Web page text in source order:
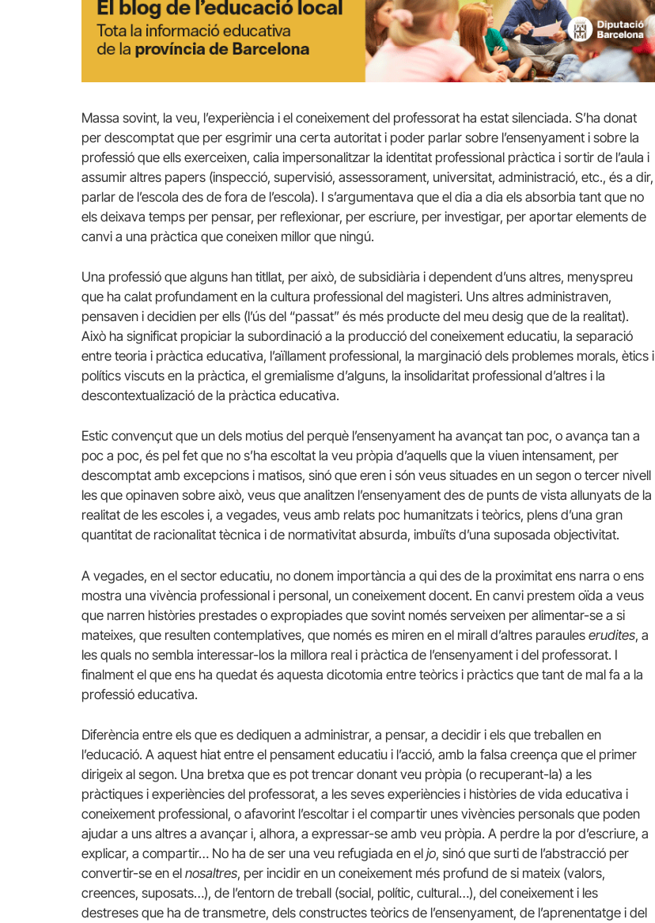
Massa sovint, la veu, l’experiència i el coneixement del professorat ha estat silenciada. S’ha donat
per descomptat que per esgrimir una certa autoritat i poder parlar sobre l’ensenyament i sobre la
professió que ells exerceixen, calia impersonalitzar la identitat professional pràctica i sortir de l’aula i
assumir altres papers (inspecció, supervisió, assessorament, universitat, administració, etc., és a dir,
parlar de l’escola des de fora de l’escola). I s’argumentava que el dia a dia els absorbia tant que no
els deixava temps per pensar, per reflexionar, per escriure, per investigar, per aportar elements de
canvi a una pràctica que coneixen millor que ningú.
Una professió que alguns han titllat, per això, de subsidiària i dependent d’uns altres, menyspreu
que ha calat profundament en la cultura professional del magisteri. Uns altres administraven,
pensaven i decidien per ells (l’ús del “passat” és més producte del meu desig que de la realitat).
Això ha significat propiciar la subordinació a la producció del coneixement educatiu, la separació
entre teoria i pràctica educativa, l’aïllament professional, la marginació dels problemes morals, ètics i
polítics viscuts en la pràctica, el gremialisme d’alguns, la insolidaritat professional d’altres i la
descontextualizació de la pràctica educativa.
Estic convençut que un dels motius del perquè l’ensenyament ha avançat tan poc, o avança tan a
poc a poc, és pel fet que no s’ha escoltat la veu pròpia d’aquells que la viuen intensament, per
descomptat amb excepcions i matisos, sinó que eren i són veus situades en un segon o tercer nivell
les que opinaven sobre això, veus que analitzen l’ensenyament des de punts de vista allunyats de la
realitat de les escoles i, a vegades, veus amb relats poc humanitzats i teòrics, plens d’una gran
quantitat de racionalitat tècnica i de normativitat absurda, imbuïts d’una suposada objectivitat.
A vegades, en el sector educatiu, no donem importància a qui des de la proximitat ens narra o ens
mostra una vivència professional i personal, un coneixement docent. En canvi prestem oïda a veus
que narren històries prestades o expropiades que sovint només serveixen per alimentar-se a si
mateixes, que resulten contemplatives, que només es miren en el mirall d’altres paraules erudites, a
les quals no sembla interessar-los la millora real i pràctica de l’ensenyament i del professorat. I
finalment el que ens ha quedat és aquesta dicotomia entre teòrics i pràctics que tant de mal fa a la
professió educativa.
Diferència entre els que es dediquen a administrar, a pensar, a decidir i els que treballen en
l’educació. A aquest hiat entre el pensament educatiu i l’acció, amb la falsa creença que el primer
dirigeix al segon. Una bretxa que es pot trencar donant veu pròpia (o recuperant-la) a les
pràctiques i experiències del professorat, a les seves experiències i històries de vida educativa i
coneixement professional, o afavorint l’escoltar i el compartir unes vivències personals que poden
ajudar a uns altres a avançar i, alhora, a expressar-se amb veu pròpia. A perdre la por d’escriure, a
explicar, a compartir… No ha de ser una veu refugiada en el jo, sinó que surti de l’abstracció per
convertir-se en el nosaltres, per incidir en un coneixement més profund de si mateix (valors,
creences, suposats…), de l’entorn de treball (social, polític, cultural…), del coneixement i les
destreses que ha de transmetre, dels constructes teòrics de l’ensenyament, de l’aprenentatge i del